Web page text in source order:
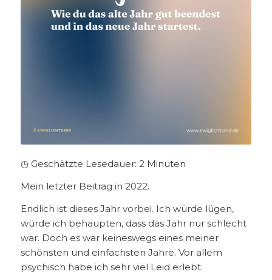
◷ Geschätzte Lesedauer: 2 Minuten
Mein letzter Beitrag in 2022.
Endlich ist dieses Jahr vorbei. Ich würde lügen,
würde ich behaupten, dass das Jahr nur schlecht
war. Doch es war keineswegs eines meiner
schönsten und einfachsten Jahre. Vor allem
psychisch habe ich sehr viel Leid erlebt.